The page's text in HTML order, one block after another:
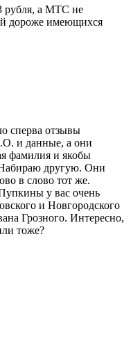
рубля, а МТС не
дороже имеющихся
сперва отзывы
и данные, а они
фамилия и якобы
другую. Они
в слово тот же.
у вас очень
и Новгородского
Грозного. Интересно,
тоже?